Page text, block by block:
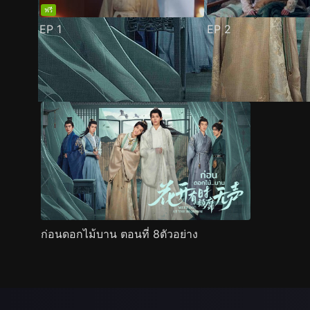
ฟรี
EP 1 EP2
ตัวอย่าง ภาพนิ่ง เนื้อหาที่แนะนำ รายละเอียด
ก่อนดอกไม้บาน ตอนที่ 8ตัวอย่าง